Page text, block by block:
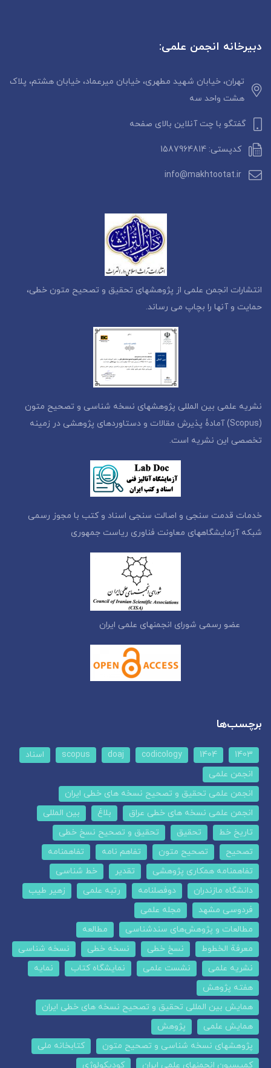
دبیرخانه انجمن علمی:
تهران، خیابان شهید مطهری، خیابان میرعماد، خیابان هشتم، پلاک
هشت واحد سه
گفتگو با چت آنلاین بالای صفحه
کدپستی: 1587964814
info@makhtootat.ir
انتشارات انجمن علمی از پژوهشهای تحقیق و تصحیح متون خطی،
حمایت و آنها را بچاپ می رساند.
نشریه علمی بین المللی پژوهشهای نسخه شناسی و تصحیح متون
(Scopus) آمادۀ پذیرش مقالات و دستاوردهای پژوهشی در زمینه
تخصصی این نشریه است.
خدمات قدمت سنجی و اصالت سنجی اسناد و کتب با مجوز رسمی
شبکه آزمایشگاههای معاونت فناوری ریاست جمهوری
عضو رسمی شورای انجمنهای علمی ایران
برچسب‌ها
1403
1404
codicology
doaj
scopus
اسناد
انجمن علمی
انجمن علمی تحقیق و تصحیح نسخه های خطی ایران
انجمن علمی نسخه های خطی عراق
بلاغ
بین المللی
تاریخ خط
تحقیق
تحقیق و تصحیح نسخ خطی
تصحیح
تصحیح متون تفاهم نامه
تفاهمنامه
تفاهمنامه همکاری پژوهشی
تقدیر
خط شناسی
دانشگاه مازندران
دوفصلنامه رتبه علمی
زهیر طیب
فردوسی مشهد
مجله علمی
مطالعات و پژوهش‌های سندشناسی
مطالعه
معرفة الخطوط
نسخ خطی نسخه خطی
نسخه شناسی
نشریه علمی
نشست علمی نمایشگاه کتاب
نمایه
هفته پژوهش
همایش بین المللی تحقیق و تصحیح نسخه های خطی ایران
همایش علمی
پژوهش
پژوهشهای نسخه شناسی و تصحیح متون
کتابخانه ملی
کمیسیون انجمنهای علمی ایران
کودیکولوژی